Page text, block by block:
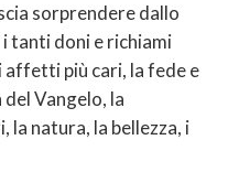
sorprendere dallo
tanti doni e richiami
affetti più cari, la fede e
Vangelo, la
la natura, la bellezza, i